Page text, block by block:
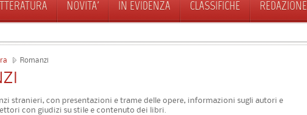
NOVITA' IN EVIDENZA CLASSIFICHE REDAZIONE
Romanzi
stranieri, con presentazioni e trame delle opere, informazioni sugli autori e
con giudizi su stile e contenuto dei libri.